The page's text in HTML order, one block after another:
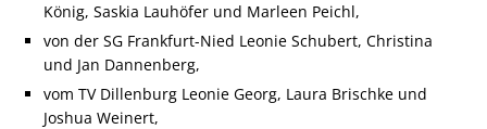
König, Saskia Lauhöfer und Marleen Peichl,
von der SG Frankfurt-Nied Leonie Schubert, Christina
und Jan Dannenberg,
vom TV Dillenburg Leonie Georg, Laura Brischke und
Joshua Weinert,